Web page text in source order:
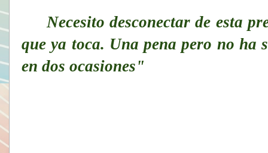
Necesito desconectar de esta
que ya toca. Una pena pero no ha
en dos ocasiones"